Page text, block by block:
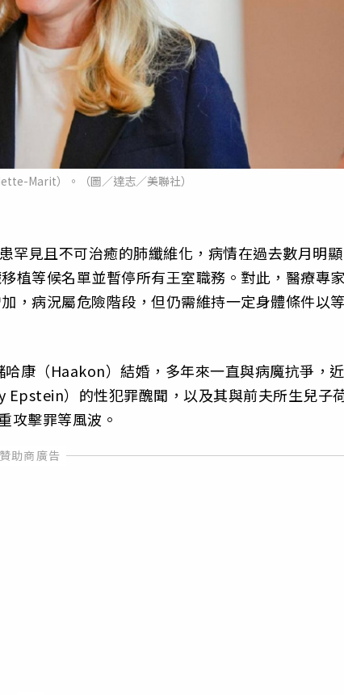
Marit）。（圖／達志／美聯社）
見且不可治癒的肺纖維化，病情在過去數月明顯
植等候名單並暫停所有王室職務。對此，醫療專
，病況屬危險階段，但仍需維持一定身體條件以
康（Haakon）結婚，多年來一直與病魔抗爭，近
）的性犯罪醜聞，以及其與前夫所生兒子
攻擊罪等風波。